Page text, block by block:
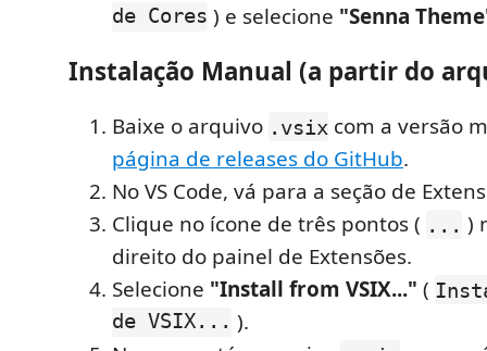
de Cores ) e selecione "Senna
Instalação Manual (a partir do
Baixe o arquivo .vsix com a versão
página de releases do GitHub.
No VS Code, vá para a seção de
Clique no ícone de três pontos ( ... )
direito do painel de Extensões.
Selecione "Install from VSIX..." (
de VSIX... ).